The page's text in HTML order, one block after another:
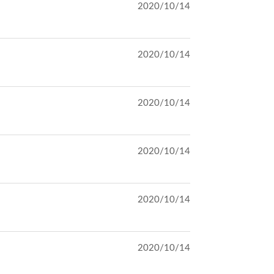
2020/10/14
2020/10/14
2020/10/14
2020/10/14
2020/10/14
2020/10/14